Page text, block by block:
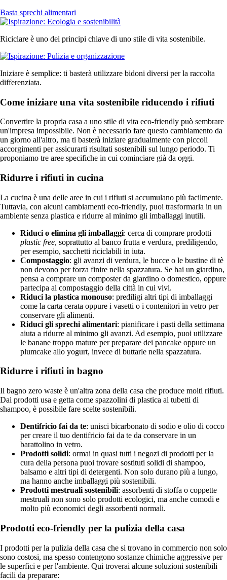
Basta sprechi alimentari
Riciclare è uno dei principi chiave di uno stile di vita sostenibile.
Iniziare è semplice: ti basterà utilizzare bidoni diversi per la raccolta
differenziata.
Come iniziare una vita sostenibile riducendo i rifiuti
Convertire la propria casa a uno stile di vita eco-friendly può sembrare
un'impresa impossibile. Non è necessario fare questo cambiamento da
un giorno all'altro, ma ti basterà iniziare gradualmente con piccoli
accorgimenti per assicurarti risultati sostenibili sul lungo periodo. Ti
proponiamo tre aree specifiche in cui cominciare già da oggi.
Ridurre i rifiuti in cucina
La cucina è una delle aree in cui i rifiuti si accumulano più facilmente.
Tuttavia, con alcuni cambiamenti eco-friendly, puoi trasformarla in un
ambiente senza plastica e ridurre al minimo gli imballaggi inutili.
Riduci o elimina gli imballaggi: cerca di comprare prodotti
plastic free, soprattutto al banco frutta e verdura, prediligendo,
per esempio, sacchetti riciclabili in iuta.
Compostaggio: gli avanzi di verdura, le bucce o le bustine di tè
non devono per forza finire nella spazzatura. Se hai un giardino,
pensa a comprare un composter da giardino o domestico, oppure
partecipa al compostaggio della città in cui vivi.
Riduci la plastica monouso: prediligi altri tipi di imballaggi
come la carta cerata oppure i vasetti o i contenitori in vetro per
conservare gli alimenti.
Riduci gli sprechi alimentari: pianificare i pasti della settimana
aiuta a ridurre al minimo gli avanzi. Ad esempio, puoi utilizzare
le banane troppo mature per preparare dei pancake oppure un
plumcake allo yogurt, invece di buttarle nella spazzatura.
Ridurre i rifiuti in bagno
Il bagno zero waste è un'altra zona della casa che produce molti rifiuti.
Dai prodotti usa e getta come spazzolini di plastica ai tubetti di
shampoo, è possibile fare scelte sostenibili.
Dentifricio fai da te: unisci bicarbonato di sodio e olio di cocco
per creare il tuo dentifricio fai da te da conservare in un
barattolino in vetro.
Prodotti solidi: ormai in quasi tutti i negozi di prodotti per la
cura della persona puoi trovare sostituti solidi di shampoo,
balsamo e altri tipi di detergenti. Non solo durano più a lungo,
ma hanno anche imballaggi più sostenibili.
Prodotti mestruali sostenibili: assorbenti di stoffa o coppette
mestruali non sono solo prodotti ecologici, ma anche comodi e
molto più economici degli assorbenti normali.
Prodotti eco-friendly per la pulizia della casa
I prodotti per la pulizia della casa che si trovano in commercio non solo
sono costosi, ma spesso contengono sostanze chimiche aggressive per
le superfici e per l'ambiente. Qui troverai alcune soluzioni sostenibili
facili da preparare: